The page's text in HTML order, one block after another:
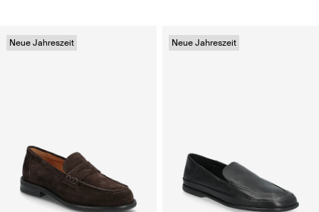
Neue Jahreszeit Neue Jahreszeit